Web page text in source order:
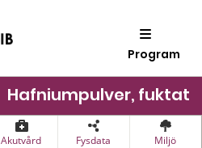
Program
Hafniumpulver, fuktat
Akutvård Fysdata Miljö